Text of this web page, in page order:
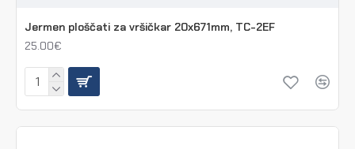
Jermen ploščati za vršičkar 20x671mm, TC-2EF
25.00€